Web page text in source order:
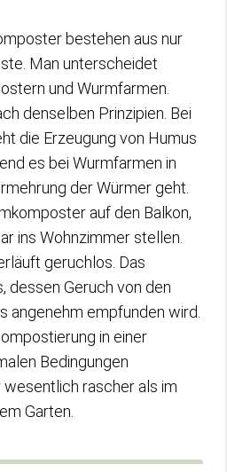
bestehen aus nur
Man unterscheidet
und Wurmfarmen.
denselben Prinzipien. Bei
die Erzeugung von Humus
es bei Wurmfarmen in
der Würmer geht.
auf den Balkon,
ins Wohnzimmer stellen.
geruchlos. Das
dessen Geruch von den
angenehm empfunden wird.
in einer
Bedingungen
rascher als im
Garten.